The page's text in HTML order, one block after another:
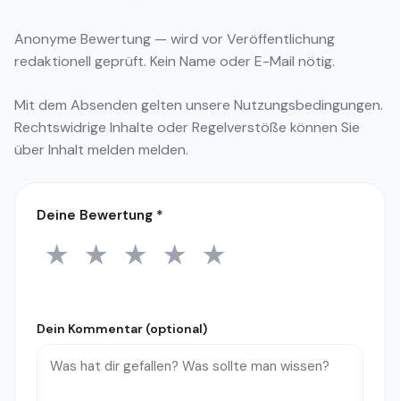
Anonyme Bewertung — wird vor Veröffentlichung
redaktionell geprüft. Kein Name oder E-Mail nötig.
Mit dem Absenden gelten unsere Nutzungsbedingungen.
Rechtswidrige Inhalte oder Regelverstöße können Sie
überInhalt melden melden.
Deine Bewertung *
1 Stern
★ 2 Sterne
★ 3 Sterne
★ 4 Sterne
★ 5 Sterne
★
Dein Kommentar (optional)